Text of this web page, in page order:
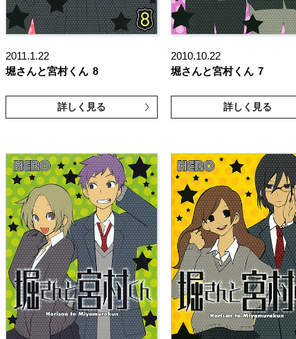
2011.1.22
堀さんと宮村くん 8
詳しく見る
2010.10.22
堀さんと宮村くん 7
詳しく見る